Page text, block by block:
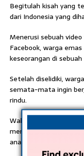
Begitulah kisah yang
dari Indonesia yang
Menerusi sebuah
Facebook, warga
keseorangan di
Setelah diselidiki,
semata-mata ingin
rindu.
Walaupun jarak
mengagahkan diri
anaknya.